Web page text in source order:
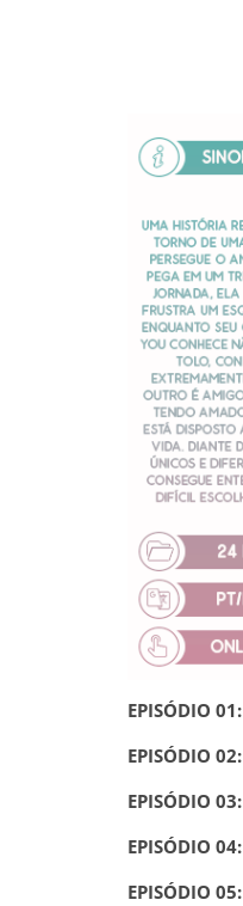
EPISÓDIO 01:
EPISÓDIO 02:
EPISÓDIO 03:
EPISÓDIO 04:
EPISÓDIO 05: